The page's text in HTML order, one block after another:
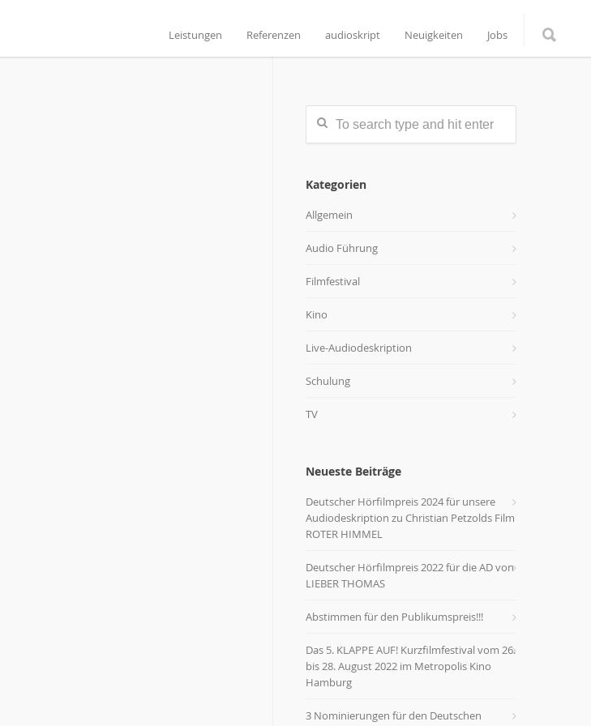
Leistungen Referenzen audioskript Neuigkeiten Jobs
Kategorien
Allgemein
Audio Führung
Filmfestival
Kino
Live-Audiodeskription
Schulung
TV
Neueste Beiträge
Deutscher Hörfilmpreis 2024 für unsere
Audiodeskription zu Christian Petzolds Film
ROTER HIMMEL
Deutscher Hörfilmpreis 2022 für die AD von
LIEBER THOMAS
Abstimmen für den Publikumspreis!!!
Das 5. KLAPPE AUF! Kurzfilmfestival vom 26.
bis 28. August 2022 im Metropolis Kino
Hamburg
3 Nominierungen für den Deutschen